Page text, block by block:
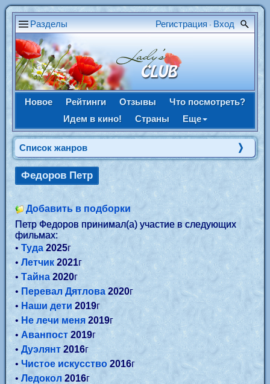
Разделы Регистрация • Вход
Новое Рейтинги Отзывы
Что посмотреть?
Идем в кино!
Страны Еще
Список жанров
Федоров Петр
Добавить в подборки
Петр Федоров принимал(а) участие в следующих
фильмах:
•Туда 2025г
• Летчик 2021г
• Тайна 2020г
• Перевал Дятлова 2020г
• Наши дети 2019г
• Не лечи меня 2019г
• Аванпост 2019г
• Дуэлянт 2016г
• Чистое искусство 2016г
• Ледокол 2016г